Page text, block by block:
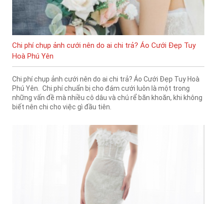
Chi phí chụp ảnh cưới nên do ai chi trả? Áo Cưới Đẹp Tuy
Hoà Phú Yên
Chi phí chụp ảnh cưới nên do ai chi trả? Áo Cưới Đẹp Tuy Hoà
Phú Yên. Chi phí chuẩn bị cho đám cưới luôn là một trong
những vấn đề mà nhiều cô dâu và chú rể băn khoăn, khi không
biết nên chi cho việc gì đầu tiên.